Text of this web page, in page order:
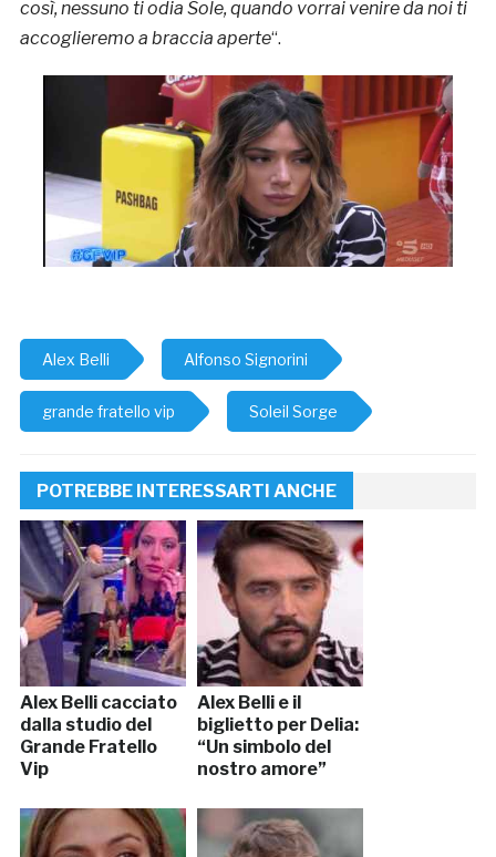
così, nessuno ti odia Sole, quando vorrai venire da noi ti
accoglieremo a braccia aperte“.
Alex Belli Alfonso Signorini
grande fratello vip Soleil Sorge
POTREBBE INTERESSARTI ANCHE
Alex Belli cacciato
dalla studio del
Grande Fratello
Vip
Alex Belli e il
biglietto per Delia:
“Un simbolo del
nostro amore”